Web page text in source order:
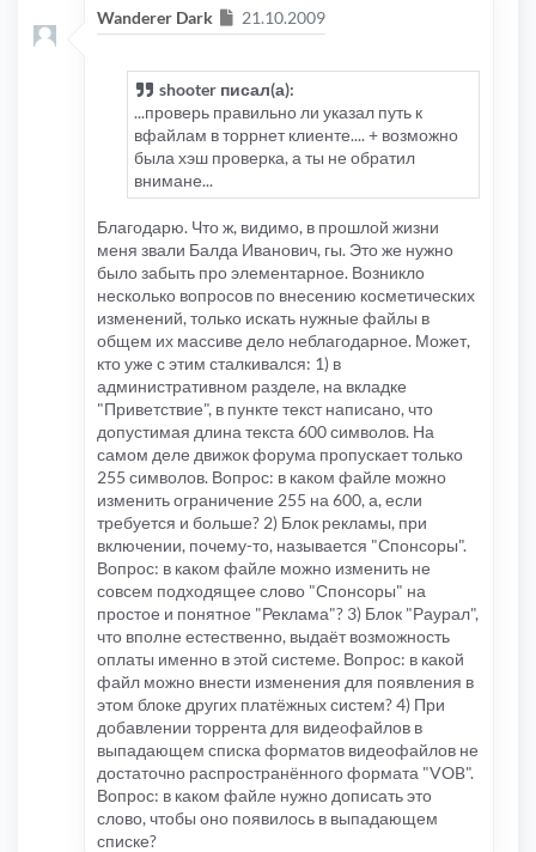
Wanderer Dark Сообщение
21.10.2009
shooter писал(а):
...проверь правильно ли указал путь к
вфайлам в торрнет клиенте.... + возможно
была хэш проверка, а ты не обратил
внимане...
Благодарю. Что ж, видимо, в прошлой жизни
меня звали Балда Иванович, гы. Это же нужно
было забыть про элементарное. Возникло
несколько вопросов по внесению косметических
изменений, только искать нужные файлы в
общем их массиве дело неблагодарное. Может,
кто уже с этим сталкивался: 1) в
административном разделе, на вкладке
"Приветствие", в пункте текст написано, что
допустимая длина текста 600 символов. На
самом деле движок форума пропускает только
255 символов. Вопрос: в каком файле можно
изменить ограничение 255 на 600, а, если
требуется и больше? 2) Блок рекламы, при
включении, почему-то, называется "Спонсоры".
Вопрос: в каком файле можно изменить не
совсем подходящее слово "Спонсоры" на
простое и понятное "Реклама"? 3) Блок "Раурал",
что вполне естественно, выдаёт возможность
оплаты именно в этой системе. Вопрос: в какой
файл можно внести изменения для появления в
этом блоке других платёжных систем? 4) При
добавлении торрента для видеофайлов в
выпадающем списка форматов видеофайлов не
достаточно распространённого формата "VOB".
Вопрос: в каком файле нужно дописать это
слово, чтобы оно появилось в выпадающем
списке?